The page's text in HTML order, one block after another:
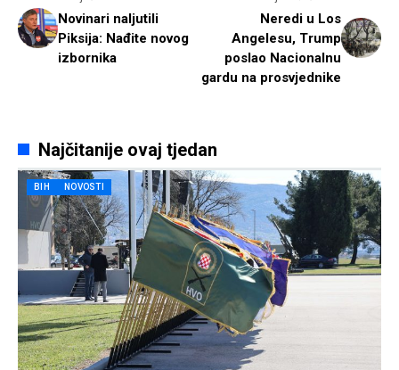
Novinari naljutili
Piksija: Nađite novog
izbornika
Neredi u Los
Angelesu, Trump
poslao Nacionalnu
gardu na prosvjednike
Najčitanije ovaj tjedan
BIH NOVOSTI